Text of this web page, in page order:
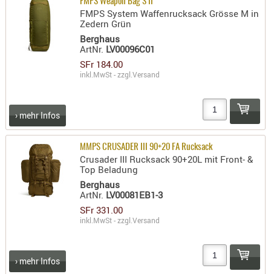
ABZÜGE
CHASSIS-
ZUBEHÖR
GRIFFE
SPUHR -
FMPS System Waffenrucksack Grösse M in
Zedern Grün
Berghaus
ArtNr. LV00096C01
SFr 184.00
inkl.MwSt - zzgl.Versand
› mehr Infos
MMPS CRUSADER III 90+20 FA Rucksack
Crusader III Rucksack 90+20L mit Front- &
Top Beladung
Berghaus
ArtNr. LV00081EB1-3
SFr 331.00
inkl.MwSt - zzgl.Versand
› mehr Infos